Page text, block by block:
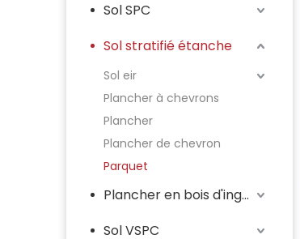
Sol SPC
Sol stratifié étanche
Sol eir
Plancher à chevrons
Plancher
Plancher de chevron
Parquet
Plancher en bois d'ingénieur
Sol VSPC